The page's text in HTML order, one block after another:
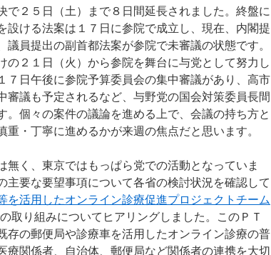
２５日（土）まで８日間延長されました。終盤に
ける法案は１７日に参院で成立し、現在、内閣提
員提出の副首都法案が参院で未審議の状態です。
２１日（火）から参院を舞台に与党として努力し
日午後に参院予算委員会の集中審議があり、高市
議も予定されるなど、与野党の国会対策委員長間
個々の案件の議論を進める上で、会議の持ち方と
・丁寧に進めるかが来週の焦点だと思います。
く、東京ではもっぱら党での活動となっていま
要な要望事項について各省の検討状況を確認して
を活用したオンライン診療促進プロジェクトチーム
取り組みについてヒアリングしました。このＰＴ
の郵便局や診療車を活用したオンライン診療の普
関係者、自治体、郵便局など関係者の連携を大切